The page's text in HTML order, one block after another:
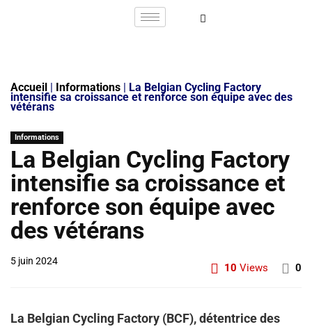
Accueil | Informations | La Belgian Cycling Factory
intensifie sa croissance et renforce son équipe avec des
vétérans
Informations
La Belgian Cycling Factory
intensifie sa croissance et
renforce son équipe avec
des vétérans
5 juin 2024
10 Views 0
La Belgian Cycling Factory (BCF), détentrice des